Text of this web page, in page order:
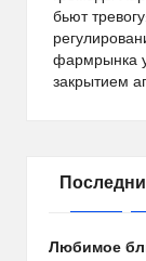
бьют
фармрынка
закрытием
Любимое